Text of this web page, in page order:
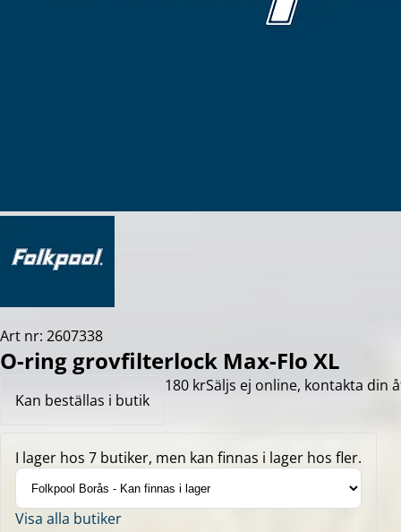
Art nr: 2607338
O-ring grovfilterlock Max-Flo XL
Kan beställas i butik
180 krSäljs ej online, kontakta din
I lager hos 7 butiker, men kan finnas i lager hos fler.
Visa alla butiker